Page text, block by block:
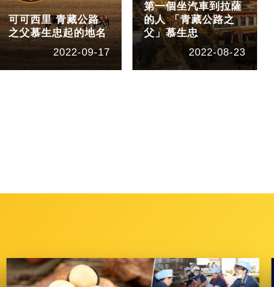
可可西里 青藏公路
之父慕生忠起的地名
2022-09-17
第一個坐汽車到拉薩
的人 「青藏公路之
父」慕生忠
2022-08-23